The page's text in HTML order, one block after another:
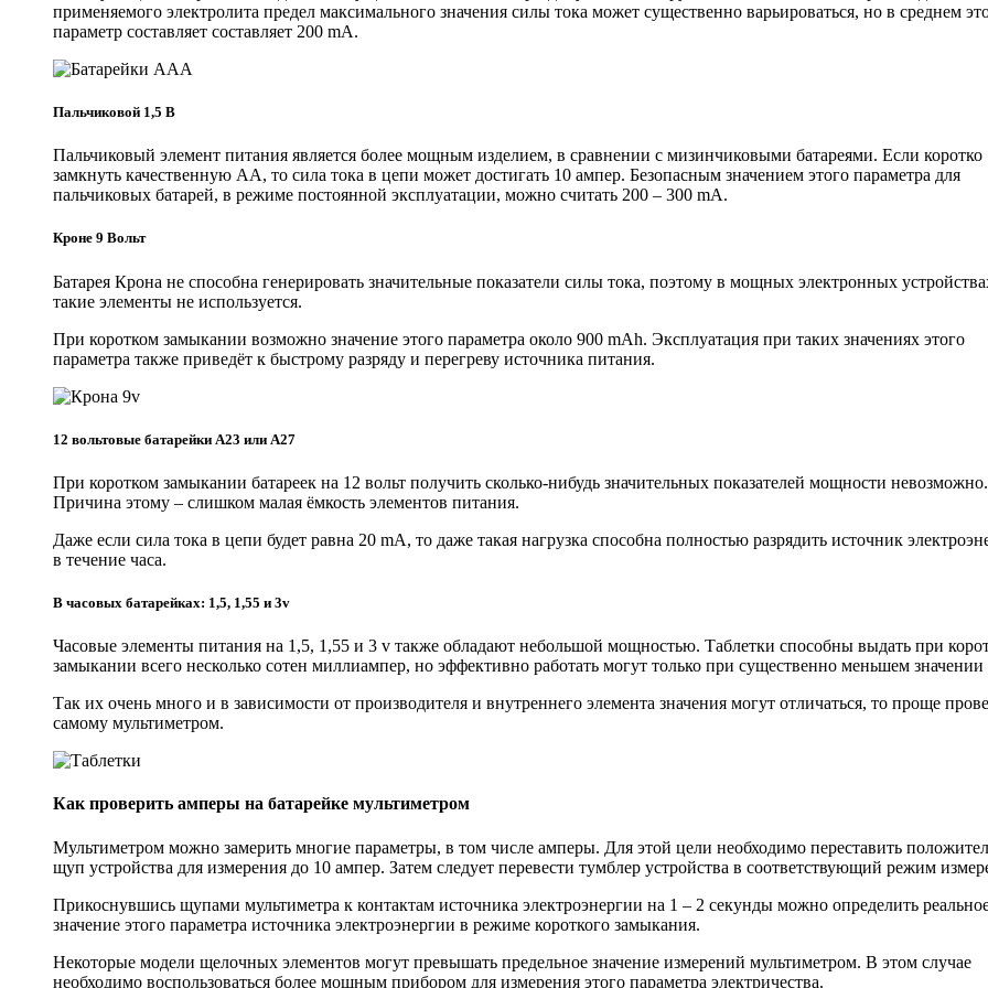
применяемого электролита предел максимального значения силы тока может существенно варьироваться, но в среднем
параметр составляет составляет 200 mA.
Пальчиковой 1,5 В
Пальчиковый элемент питания является более мощным изделием, в сравнении с мизинчиковыми батареями. Если коротко
замкнуть качественную АА, то сила тока в цепи может достигать 10 ампер. Безопасным значением этого параметра для
пальчиковых батарей, в режиме постоянной эксплуатации, можно считать 200 – 300 mA.
Кроне 9 Вольт
Батарея Крона не способна генерировать значительные показатели силы тока, поэтому в мощных электронных
такие элементы не используется.
При коротком замыкании возможно значение этого параметра около 900 mAh. Эксплуатация при таких значениях этого
параметра также приведёт к быстрому разряду и перегреву источника питания.
12 вольтовые батарейки A23 или A27
При коротком замыкании батареек на 12 вольт получить сколько-нибудь значительных показателей мощности невозможно.
Причина этому – слишком малая ёмкость элементов питания.
Даже если сила тока в цепи будет равна 20 mA, то даже такая нагрузка способна полностью разрядить источник
в течение часа.
В часовых батарейках: 1,5, 1,55 и 3v
Часовые элементы питания на 1,5, 1,55 и 3 v также обладают небольшой мощностью. Таблетки способны выдать при
замыкании всего несколько сотен миллиампер, но эффективно работать могут только при существенно меньшем значении
Так их очень много и в зависимости от производителя и внутреннего элемента значения могут отличаться, то проще
самому мультиметром.
Как проверить амперы на батарейке мультиметром
Мультиметром можно замерить многие параметры, в том числе амперы. Для этой цели необходимо переставить
щуп устройства для измерения до 10 ампер. Затем следует перевести тумблер устройства в соответствующий режим
Прикоснувшись щупами мультиметра к контактам источника электроэнергии на 1 – 2 секунды можно определить
значение этого параметра источника электроэнергии в режиме короткого замыкания.
Некоторые модели щелочных элементов могут превышать предельное значение измерений мультиметром. В этом случае
необходимо воспользоваться более мощным прибором для измерения этого параметра электричества.